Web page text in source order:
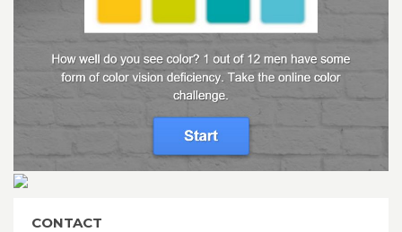
CONTACT